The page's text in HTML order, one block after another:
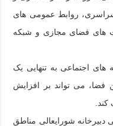
روابط عمومی های
های فضای مجازی و شبکه
اجتماعی به تنهایی یک
فضا، می تواند بر افزایش
شورایعالی مناطق